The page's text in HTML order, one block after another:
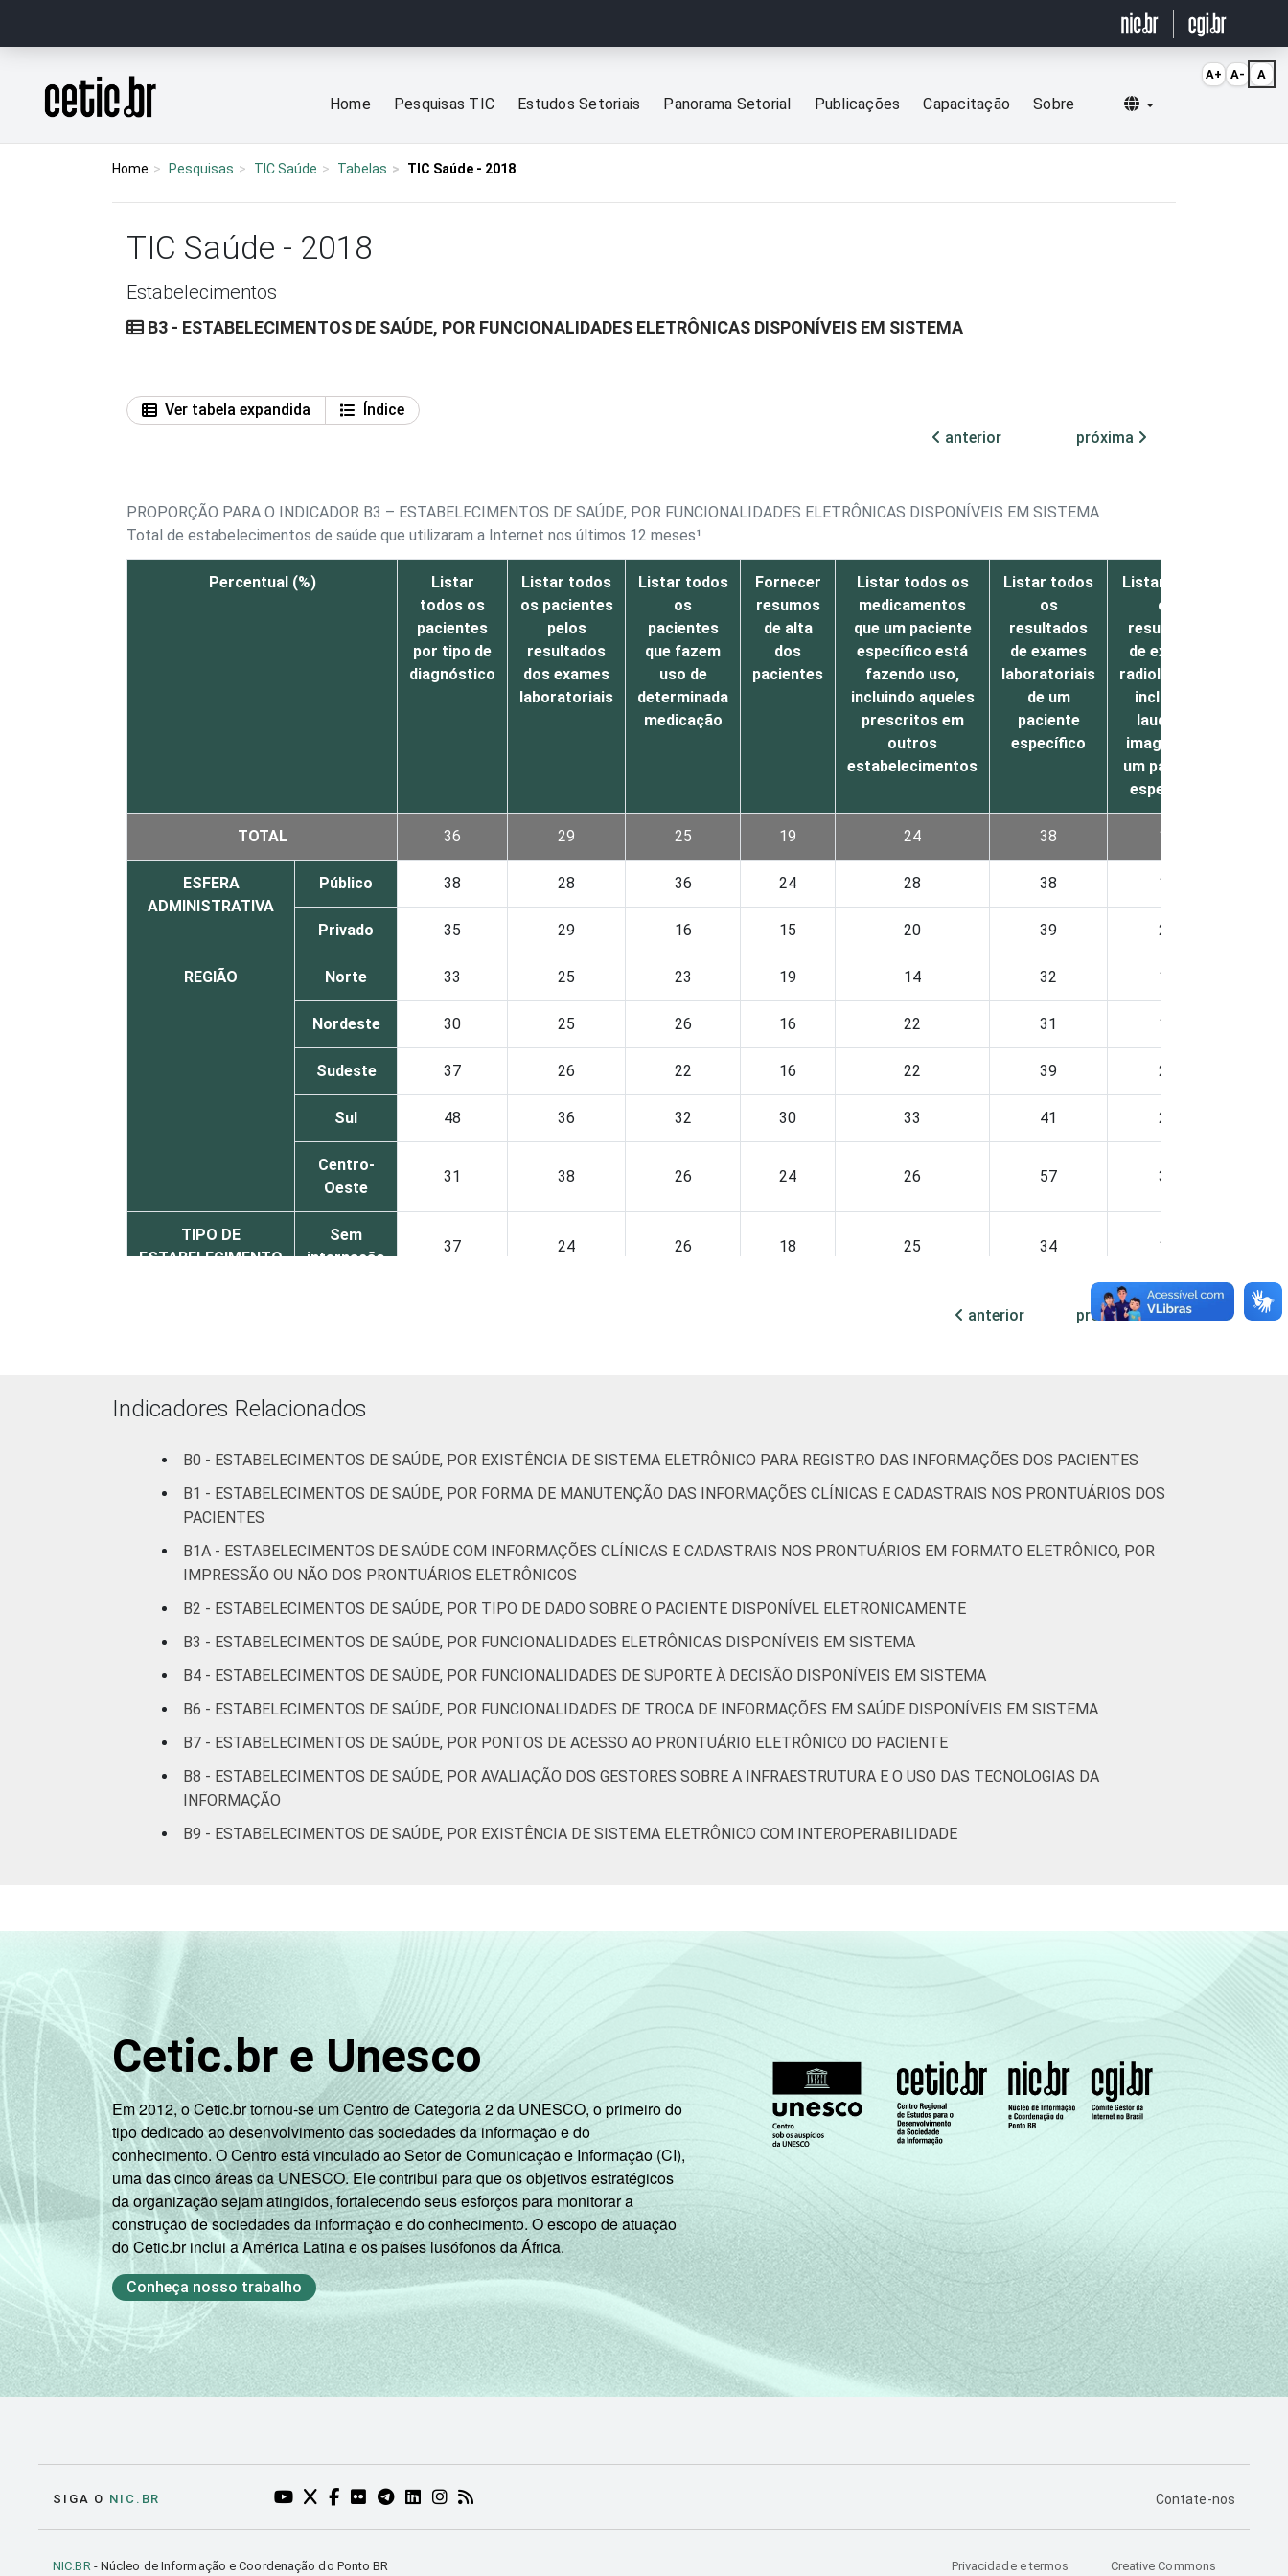
Página inicial
Home Pesquisas TIC Estudos Setoriais Panorama Setorial Publicações Capacitação Sobre Selecionar idioma
Home Pesquisas TIC Saúde Tabelas TIC Saúde - 2018
TIC Saúde - 2018
Estabelecimentos
B3 - ESTABELECIMENTOS DE SAÚDE, POR FUNCIONALIDADES ELETRÔNICAS DISPONÍVEIS EM SISTEMA
Ver tabela expandida
Índice
anterior
próxima
PROPORÇÃO PARA O INDICADOR B3 – ESTABELECIMENTOS DE SAÚDE, POR FUNCIONALIDADES ELETRÔNICAS DISPONÍVEIS EM SISTEMA
Total de estabelecimentos de saúde que utilizaram a Internet nos últimos 12 meses¹
Percentual (%)
Listar
todos os
pacientes
por tipo de
diagnóstico
Listar todos
os pacientes
pelos
resultados
dos exames
laboratoriais
Listar todos
os
pacientes
que fazem
uso de
determinada
medicação
Fornecer
resumos
de alta
dos
pacientes
Listar todos os
medicamentos
que um paciente
específico está
fazendo uso,
incluindo aqueles
prescritos em
outros
estabelecimentos
Listar todos
os
resultados
de exames
laboratoriais
de um
paciente
específico
Listar todos
os
resultados
de exames
radiológicos,
incluindo
laudos e
imagens de
um paciente
específico
TOTAL 36 29 25 19 24 38 19
ESFERA
ADMINISTRATIVA
Público 38 28 36 24 28 38 13
Privado 35 29 16 15 20 39 24
REGIÃO Norte 33 25 23 19 14 32 17
Nordeste 30 25 26 16 22 31 10
Sudeste 37 26 22 16 22 39 22
Sul 48 36 32 30 33 41 20
Centro-
Oeste
31 38 26 24 26 57 31
TIPO DE
ESTABELECIMENTO
Sem
internação
37 24 26 18 25 34 16
Com
(mais de
50 leitos)
68 50 59 75 28 64
apoio à
diagnose e
terapia
27 53
IDENTIFICAÇÃO DE
UNIDADE BÁSICA
DE SAÚDE
UBS 39 28 38 23 31
Não UBS 35 29 18 18 20 38
LOCALIZAÇÃO Capital 41 36 31 25 28
"Fonte: CGI/NIC.br, Centro Regional de Estudos para o Desenvolvimento da Sociedade da Informação (Cetic.br), Pesquisa sobre o uso das
anterior próxima
Indicadores Relacionados
B0 - ESTABELECIMENTOS DE SAÚDE, POR EXISTÊNCIA DE SISTEMA ELETRÔNICO PARA REGISTRO DAS INFORMAÇÕES DOS PACIENTES
B1 - ESTABELECIMENTOS DE SAÚDE, POR FORMA DE MANUTENÇÃO DAS INFORMAÇÕES CLÍNICAS E CADASTRAIS NOS PRONTUÁRIOS DOS
PACIENTES
B1A - ESTABELECIMENTOS DE SAÚDE COM INFORMAÇÕES CLÍNICAS E CADASTRAIS NOS PRONTUÁRIOS EM FORMATO ELETRÔNICO, POR
IMPRESSÃO OU NÃO DOS PRONTUÁRIOS ELETRÔNICOS
B2 - ESTABELECIMENTOS DE SAÚDE, POR TIPO DE DADO SOBRE O PACIENTE DISPONÍVEL ELETRONICAMENTE
B3 - ESTABELECIMENTOS DE SAÚDE, POR FUNCIONALIDADES ELETRÔNICAS DISPONÍVEIS EM SISTEMA
B4 - ESTABELECIMENTOS DE SAÚDE, POR FUNCIONALIDADES DE SUPORTE À DECISÃO DISPONÍVEIS EM SISTEMA
B6 - ESTABELECIMENTOS DE SAÚDE, POR FUNCIONALIDADES DE TROCA DE INFORMAÇÕES EM SAÚDE DISPONÍVEIS EM SISTEMA
B7 - ESTABELECIMENTOS DE SAÚDE, POR PONTOS DE ACESSO AO PRONTUÁRIO ELETRÔNICO DO PACIENTE
B8 - ESTABELECIMENTOS DE SAÚDE, POR AVALIAÇÃO DOS GESTORES SOBRE A INFRAESTRUTURA E O USO DAS TECNOLOGIAS DA
INFORMAÇÃO
B9 - ESTABELECIMENTOS DE SAÚDE, POR EXISTÊNCIA DE SISTEMA ELETRÔNICO COM INTEROPERABILIDADE
Cetic.br e Unesco
Em 2012, o Cetic.br tornou-se um Centro de Categoria 2 da UNESCO, o primeiro do
tipo dedicado ao desenvolvimento das sociedades da informação e do
conhecimento. O Centro está vinculado ao Setor de Comunicação e Informação (CI),
uma das cinco áreas da UNESCO. Ele contribui para que os objetivos estratégicos
da organização sejam atingidos, fortalecendo seus esforços para monitorar a
construção de sociedades da informação e do conhecimento. O escopo de atuação
do Cetic.br inclui a América Latina e os países lusófonos da África.
Conheça nosso trabalho
SIGA O NIC.BR YOUTUBE DO NIC.BR (ABRE EM NOVA ABA)
TWITTER DO NIC.BR (ABRE EM NOVA ABA)
FACEBOOK DO NIC.BR (ABRE EM NOVA ABA)
FLICKR DO NIC.BR (ABRE EM NOVA ABA)
TELEGRAM DO NIC.BR (ABRE EM NOVA ABA)
LINKEDIN DO NIC.BR (ABRE EM NOVA ABA)
INSTAGRAM DO NIC.BR (ABRE EM NOVA ABA)
RSS DO NIC.BR (ABRE EM NOVA ABA) PÁGINA DE
Contate-nos
NIC.BR- Núcleo de Informação e Coordenação do Ponto BR Privacidade e termos Creative Commons
A+ A- A